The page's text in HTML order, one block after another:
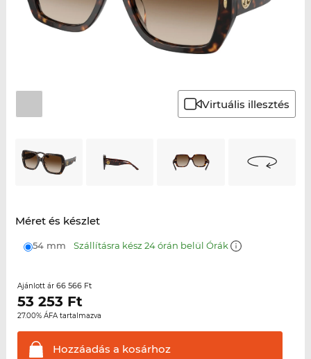
Virtuális illesztés
Méret és készlet
54 mm Szállításra kész 24 órán belül Órák
Ajánlott ár 66 566 Ft
53 253 Ft
27.00% ÁFA tartalmazva
Hozzáadás a kosárhoz